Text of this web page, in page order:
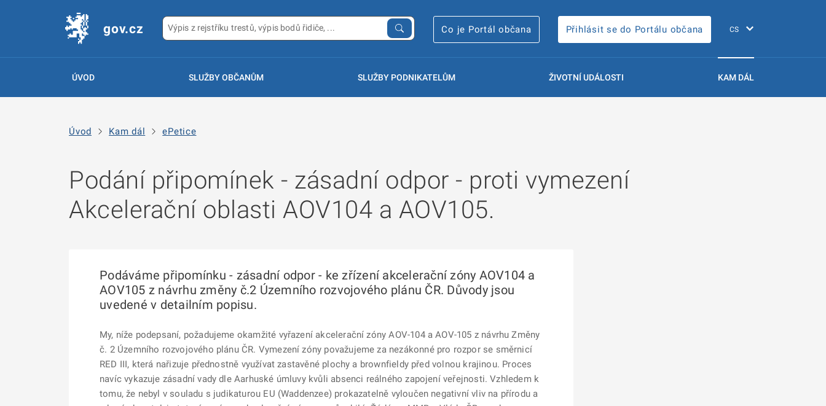
gov.cz Co je Portál občana Přihlásit se do Portálu občana
ÚVOD SLUŽBY OBČANŮM SLUŽBY PODNIKATELŮM ŽIVOTNÍ UDÁLOSTI KAM DÁL
Úvod Kam dál ePetice